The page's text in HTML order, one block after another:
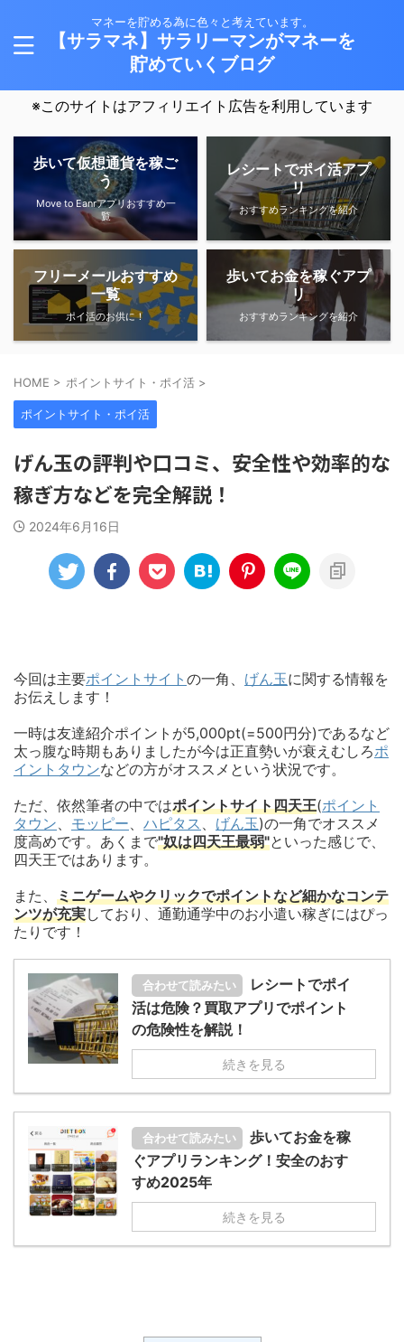
マネーを貯める為に色々と考えています。
【サラマネ】サラリーマンがマネーを
貯めていくブログ
※このサイトはアフィリエイト広告を利用しています
歩いて仮想通貨を稼ご
う
Move to Eanrアプリおすすめ一
覧
レシートでポイ活アプ
リ
おすすめランキングを紹介
フリーメールおすすめ
一覧
ポイ活のお供に！
歩いてお金を稼ぐアプ
リ
おすすめランキングを紹介
HOME > ポイントサイト・ポイ活 >
ポイントサイト・ポイ活
げん玉の評判や口コミ、安全性や効率的な
稼ぎ方などを完全解説！
2024年6月16日
今回は主要ポイントサイト の一角、 げん玉に関する情報を
お伝えします！
一時は友達紹介ポイントが5,000pt(=500円分)であるなど
太っ腹な時期もありましたが今は正直勢いが衰えむしろポ
イントタウンなどの方がオススメという状況です。
ただ、依然筆者の中ではポイントサイト四天王(ポイント
タウン、 モッピー、 ハピタス 、 げん玉)の一角でオススメ
度高めです。あくまで"奴は四天王最弱"といった感じで、
四天王ではあります。
また、 ミニゲームやクリックでポイントなど細かなコンテ
ンツが充実しており、通勤通学中のお小遣い稼ぎにはぴっ
たりです！
合わせて読みたい
レシートでポイ
活は危険？買取アプリでポイント
の危険性を解説！
続きを見る
合わせて読みたい
歩いてお金を稼
ぐアプリランキング！安全のおす
すめ2025年
続きを見る